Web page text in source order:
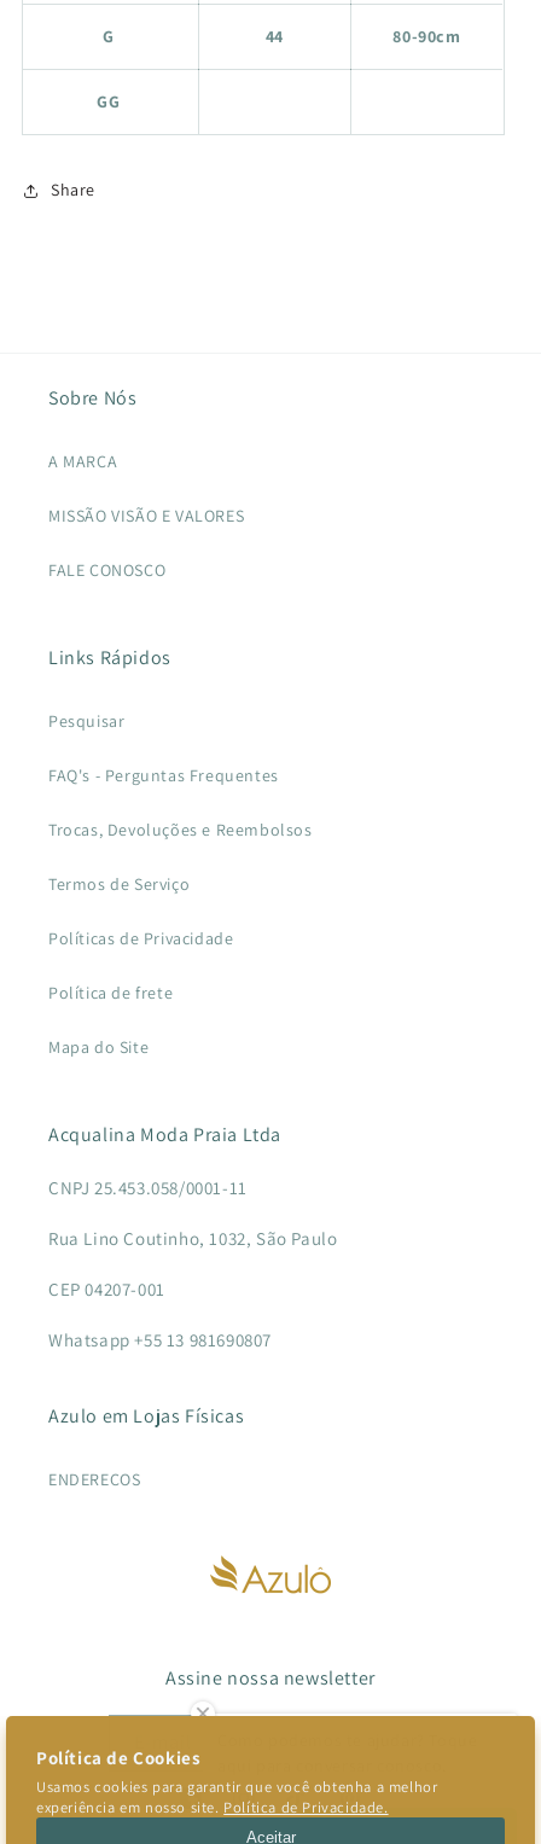
G 44 80-90cm
GG
Share
Sobre Nós
A MARCA
MISSÃO VISÃO E VALORES
FALE CONOSCO
Links Rápidos
Pesquisar
FAQ's - Perguntas Frequentes
Trocas, Devoluções e Reembolsos
Termos de Serviço
Políticas de Privacidade
Política de frete
Mapa do Site
Acqualina Moda Praia Ltda
CNPJ 25.453.058/0001-11
Rua Lino Coutinho, 1032, São Paulo
CEP 04207-001
Whatsapp +55 13 981690807
Azulo em Lojas Físicas
ENDEREÇOS
Assine nossa newsletter
FacebookInstagramTikTokPinterest